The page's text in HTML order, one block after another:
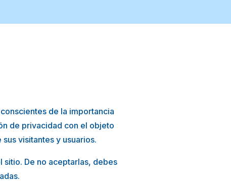
de la importancia
de privacidad con el objeto
visitantes y usuarios.
sitio. De no aceptarlas, debes